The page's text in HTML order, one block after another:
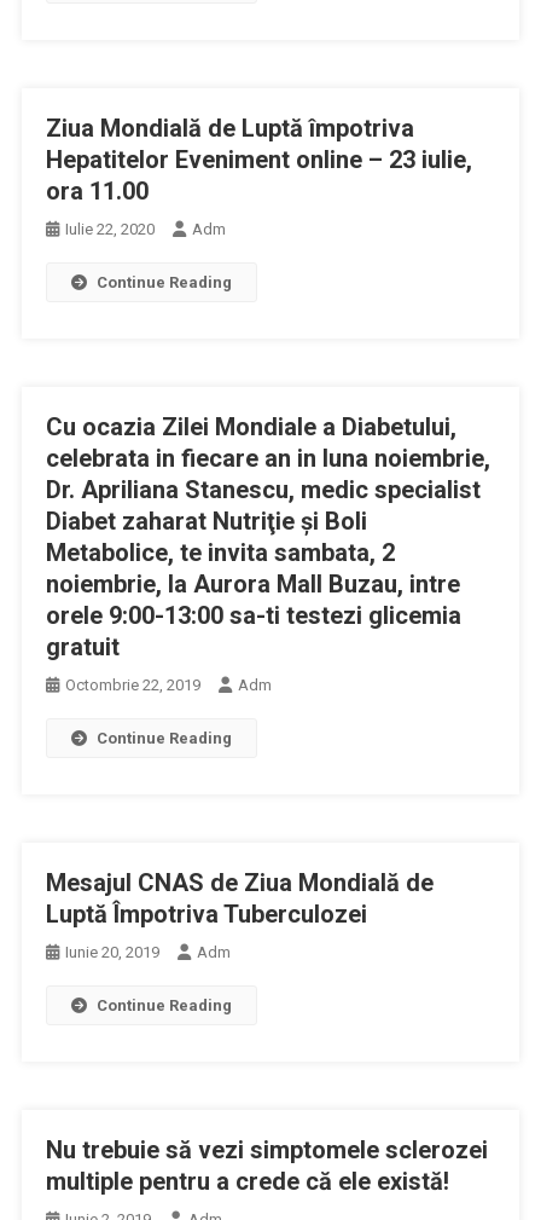
Ziua Mondială de Luptă împotriva
Hepatitelor Eveniment online – 23 iulie,
ora 11.00
Iulie 22, 2020 Adm
Continue Reading
Cu ocazia Zilei Mondiale a Diabetului,
celebrata in fiecare an in luna noiembrie,
Dr. Apriliana Stanescu, medic specialist
Diabet zaharat Nutriţie şi Boli
Metabolice, te invita sambata, 2
noiembrie, la Aurora Mall Buzau, intre
orele 9:00-13:00 sa-ti testezi glicemia
gratuit
Octombrie 22, 2019 Adm
Continue Reading
Mesajul CNAS de Ziua Mondială de
Luptă Împotriva Tuberculozei
Iunie 20, 2019 Adm
Continue Reading
Nu trebuie să vezi simptomele sclerozei
multiple pentru a crede că ele există!